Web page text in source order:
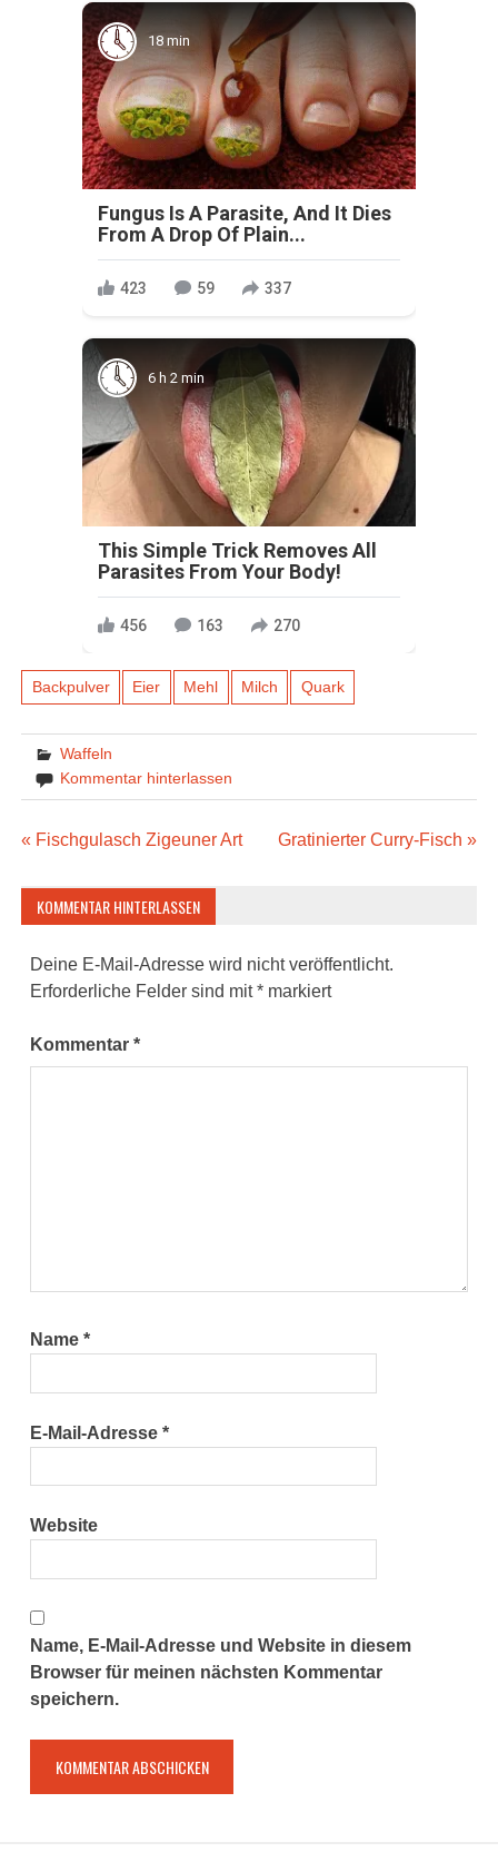
18 min
Fungus Is A Parasite, And It Dies
From A Drop Of Plain...
423 59 337
6 h 2 min
This Simple Trick Removes All
Parasites From Your Body!
456 163 270
Backpulver Eier Mehl Milch Quark
Waffeln
Kommentar hinterlassen
Beitragsnavigation
« Fischgulasch Zigeuner Art Gratinierter Curry-Fisch »
KOMMENTAR HINTERLASSEN
Deine E-Mail-Adresse wird nicht veröffentlicht.
Erforderliche Felder sind mit* markiert
Kommentar*
Name*
E-Mail-Adresse*
Website
Name, E-Mail-Adresse und Website in diesem
Browser für meinen nächsten Kommentar
speichern.